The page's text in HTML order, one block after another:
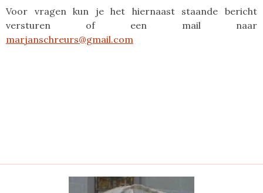
Voor vragen kun je het hiernaast staande bericht
versturen of een mail naar
marjanschreurs@gmail.com